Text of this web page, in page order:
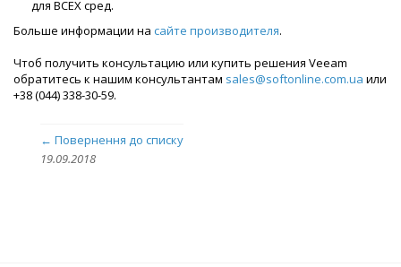
для ВСЕХ сред.
Больше информации на сайте производителя.
Чтоб получить консультацию или купить решения Veeam
обратитесь к нашим консультантам sales@softonline.com.ua или
+38 (044) 338-30-59.
← Повернення до списку
19.09.2018